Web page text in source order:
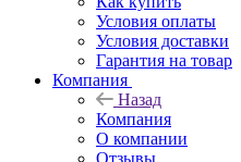
Условия оплаты
Условия доставки
Гарантия на товар
Компания
Назад
Компания
О компании
Отзывы